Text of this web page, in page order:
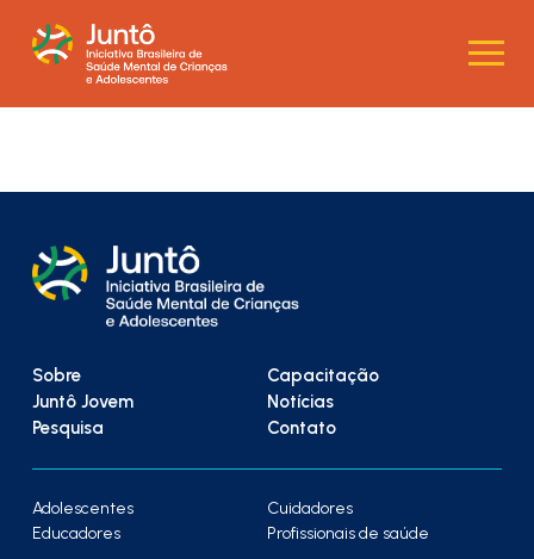
Sobre
Capacitação
Juntô Jovem
Notícias
Pesquisa
Contato
Adolescentes
Cuidadores
Educadores
Profissionais de saúde